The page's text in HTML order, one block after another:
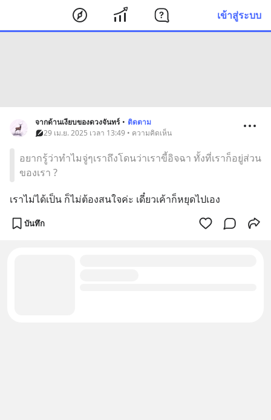
เข้าสู่ระบบ
จากด้านเงียบของดวงจันทร์ • ติดตาม
29 เม.ย. 2025 เวลา 13:49 • ความคิดเห็น
อยากรู้ว่าทำไมจู่ๆเราถึงโดนว่าเราขี้อิจฉา ทั้งที่เราก็อยู่ส่วน
ของเรา ?
เราไม่ได้เป็น ก็ไม่ต้องสนใจค่ะ เดี๋ยวเค้าก็หยุดไปเอง
บันทึก